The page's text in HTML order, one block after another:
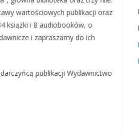
wartościowych publikacji oraz
książki i 8 audiobooków, o
i zapraszamy do ich
publikacji Wydawnictwo